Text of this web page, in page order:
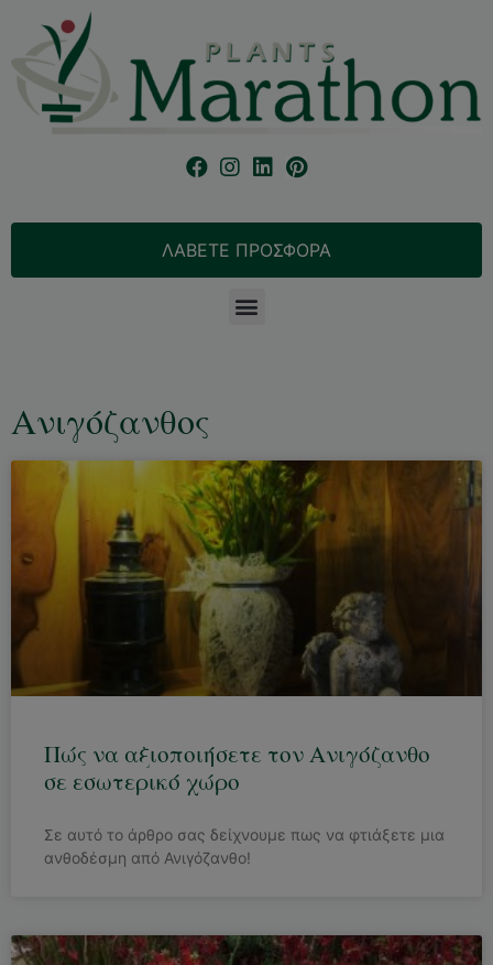
ΛΑΒΕΤΕ ΠΡΟΣΦΟΡΑ
Ανιγόζανθος
Πώς να αξιοποιήσετε τον Ανιγόζανθο
σε εσωτερικό χώρο
Σε αυτό το άρθρο σας δείχνουμε πως να φτιάξετε μια
ανθοδέσμη από Ανιγόζανθο!